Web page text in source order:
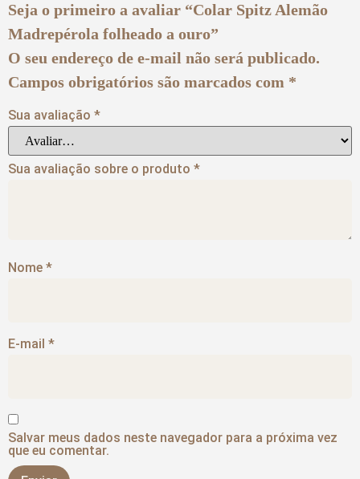
Seja o primeiro a avaliar “Colar Spitz Alemão
Madrepérola folheado a ouro”
O seu endereço de e-mail não será publicado.
Campos obrigatórios são marcados com *
Sua avaliação *
Sua avaliação sobre o produto *
Nome *
E-mail *
Salvar meus dados neste navegador para a próxima vez
que eu comentar.